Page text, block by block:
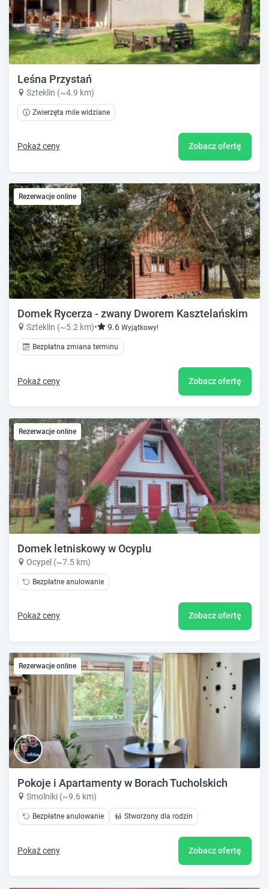
Leśna Przystań
Szteklin (~4.9 km)
Zwierzęta mile widziane
Pokaż ceny Zobacz ofertę
Rezerwacje online
Domek Rycerza - zwany Dworem Kasztelańskim
Szteklin (~5.2 km)• 9.6 Wyjątkowy!
Bezpłatna zmiana terminu
Pokaż ceny Zobacz ofertę
Rezerwacje online
Domek letniskowy w Ocyplu
Ocypel (~7.5 km)
Bezpłatne anulowanie
Pokaż ceny Zobacz ofertę
Rezerwacje online
Pokoje i Apartamenty w Borach Tucholskich
Smolniki (~9.6 km)
Bezpłatne anulowanie Stworzony dla rodzin
Pokaż ceny Zobacz ofertę